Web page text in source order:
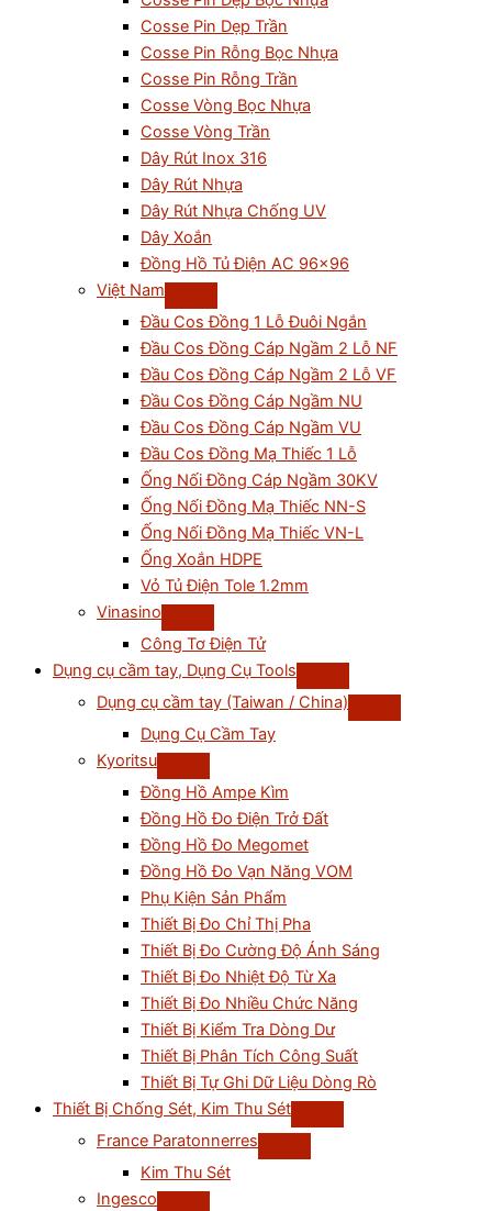
Cosse Pin Dẹp Trần
Cosse Pin Rỗng Bọc Nhựa
Cosse Pin Rỗng Trần
Cosse Vòng Bọc Nhựa
Cosse Vòng Trần
Dây Rút Inox 316
Dây Rút Nhựa
Dây Rút Nhựa Chống UV
Dây Xoắn
Đồng Hồ Tủ Điện AC 96×96
Việt Nam
Đầu Cos Đồng 1 Lỗ Đuôi Ngắn
Đầu Cos Đồng Cáp Ngầm 2 Lỗ NF
Đầu Cos Đồng Cáp Ngầm 2 Lỗ VF
Đầu Cos Đồng Cáp Ngầm NU
Đầu Cos Đồng Cáp Ngầm VU
Đầu Cos Đồng Mạ Thiếc 1 Lỗ
Ống Nối Đồng Cáp Ngầm 30KV
Ống Nối Đồng Mạ Thiếc NN-S
Ống Nối Đồng Mạ Thiếc VN-L
Ống Xoắn HDPE
Vỏ Tủ Điện Tole 1.2mm
Vinasino
Công Tơ Điện Tử
Dụng cụ cầm tay, Dụng Cụ Tools
Dụng cụ cầm tay (Taiwan / China)
Dụng Cụ Cầm Tay
Kyoritsu
Đồng Hồ Ampe Kìm
Đồng Hồ Đo Điện Trở Đất
Đồng Hồ Đo Megomet
Đồng Hồ Đo Vạn Năng VOM
Phụ Kiện Sản Phẩm
Thiết Bị Đo Chỉ Thị Pha
Thiết Bị Đo Cường Độ Ánh Sáng
Thiết Bị Đo Nhiệt Độ Từ Xa
Thiết Bị Đo Nhiều Chức Năng
Thiết Bị Kiểm Tra Dòng Dư
Thiết Bị Phân Tích Công Suất
Thiết Bị Tự Ghi Dữ Liệu Dòng Rò
Thiết Bị Chống Sét, Kim Thu Sét
France Paratonnerres
Kim Thu Sét
Ingesco